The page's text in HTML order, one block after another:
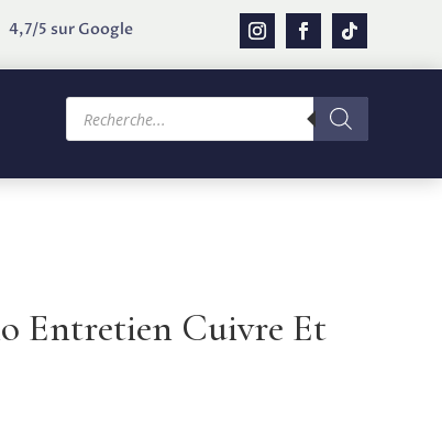
4,7/5 sur Google
Recherche
produits
Entretien Cuivre Et